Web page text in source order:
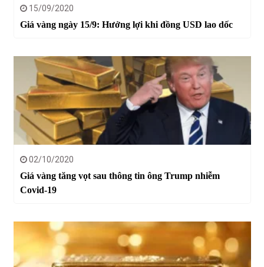
15/09/2020
Giá vàng ngày 15/9: Hưởng lợi khi đồng USD lao dốc
02/10/2020
Giá vàng tăng vọt sau thông tin ông Trump nhiễm
Covid-19